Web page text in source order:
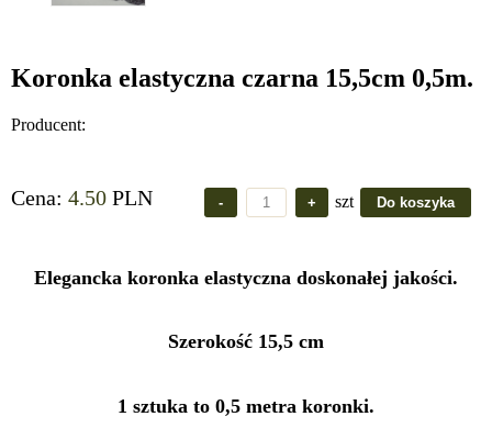
Koronka elastyczna czarna 15,5cm 0,5m.
Producent:
Cena: 4.50 PLN szt
Elegancka koronka elastyczna doskonałej jakości.
Szerokość 15,5 cm
1 sztuka to 0,5 metra koronki.